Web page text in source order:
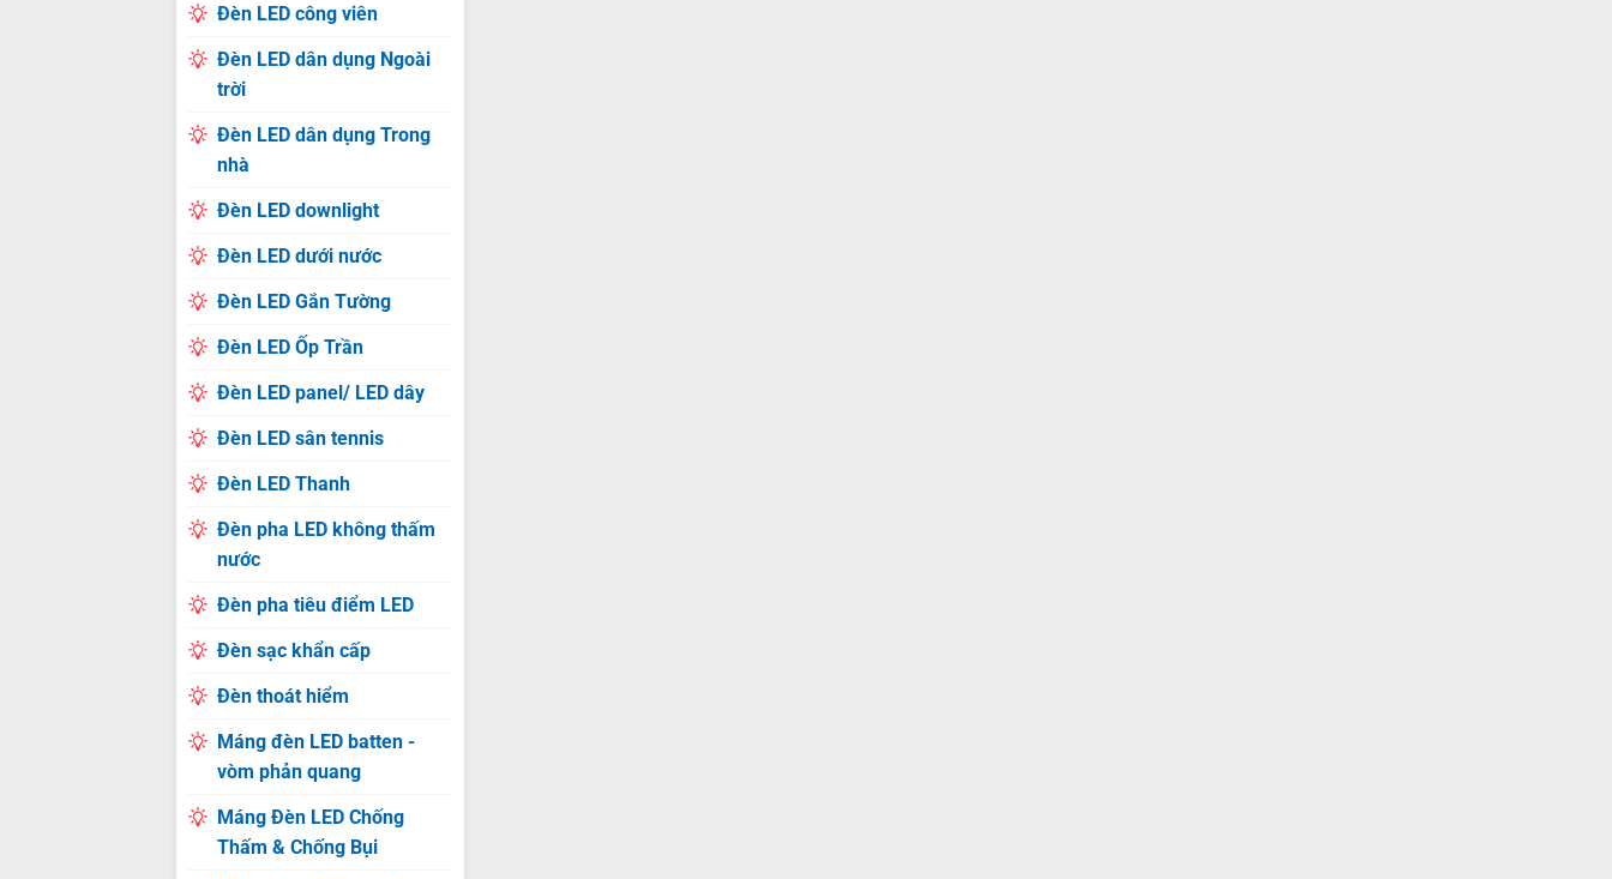
Đèn LED công viên
Đèn LED dân dụng Ngoài
trời
Đèn LED dân dụng Trong
nhà
Đèn LED downlight
Đèn LED dưới nước
Đèn LED Gắn Tường
Đèn LED Ốp Trần
Đèn LED panel/ LED dây
Đèn LED sân tennis
Đèn LED Thanh
Đèn pha LED không thấm
nước
Đèn pha tiêu điểm LED
Đèn sạc khẩn cấp
Đèn thoát hiểm
Máng đèn LED batten -
vòm phản quang
Máng Đèn LED Chống
Thấm & Chống Bụi